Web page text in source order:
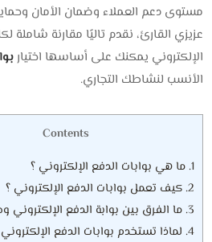
مستوى دعم العملاء وضمان الأمان
عزيزي القارئ، نقدم تاليًا مقارنة شاملة
الإلكتروني يمكنك على أساسها اختيار
الأنسب لنشاطك التجاري.
Contents
1. ما هي بوابات الدفع الإلكتروني ؟
2. كيف تعمل بوابات الدفع الإلكتروني ؟
3. ما الفرق بين بوابة الدفع الإلكتروني
4. لماذا تستخدم بوابات الدفع